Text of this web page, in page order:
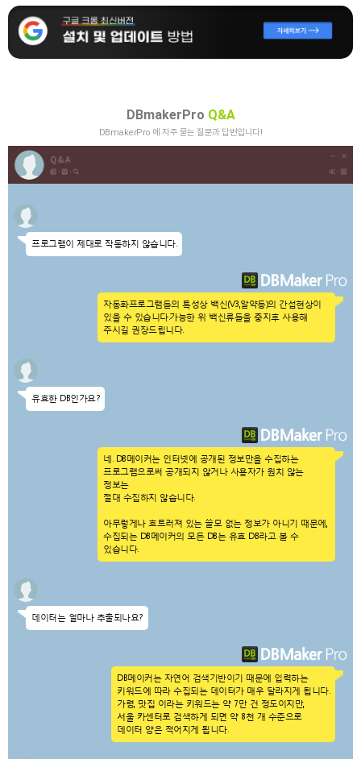
DBmakerPro Q&A
DBmakerPro 에 자주 묻는 질문과 답변입니다!
프로그램이 제대로 작동하지 않습니다.
자동화프로그램들의 특성상 백신(V3,알약등)의 간섭현상이
있을 수 있습니다.가능한 위 백신류들을 중지후 사용해
주시길 권장드립니다.
유효한 DB인가요?
네. DB메이커는 인터넷에 공개된 정보만을 수집하는
프로그램으로써 공개되지 않거나 사용자가 원치 않는
정보는
절대 수집하지 않습니다.
아무렇게나 흐트러져 있는 쓸모 없는 정보가 아니기 때문에,
수집되는 DB메이커의 모든 DB는 유효 DB라고 볼 수
있습니다.
데이터는 얼마나 추출되나요?
DB메이커는 자연어 검색기반이기 때문에 입력하는
키워드에 따라 수집되는 데이터가 매우 달라지게 됩니다.
가령, 맛집 이라는 키워드는 약 7만 건 정도이지만,
서울 카센터로 검색하게 되면 약 8천 개 수준으로
데이터 양은 적어지게 됩니다.